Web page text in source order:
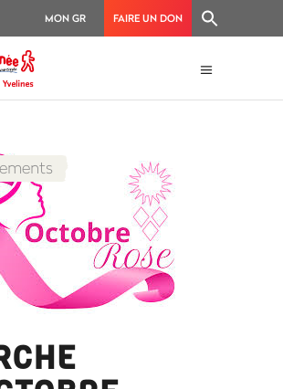
MON GR FAIRE UN DON